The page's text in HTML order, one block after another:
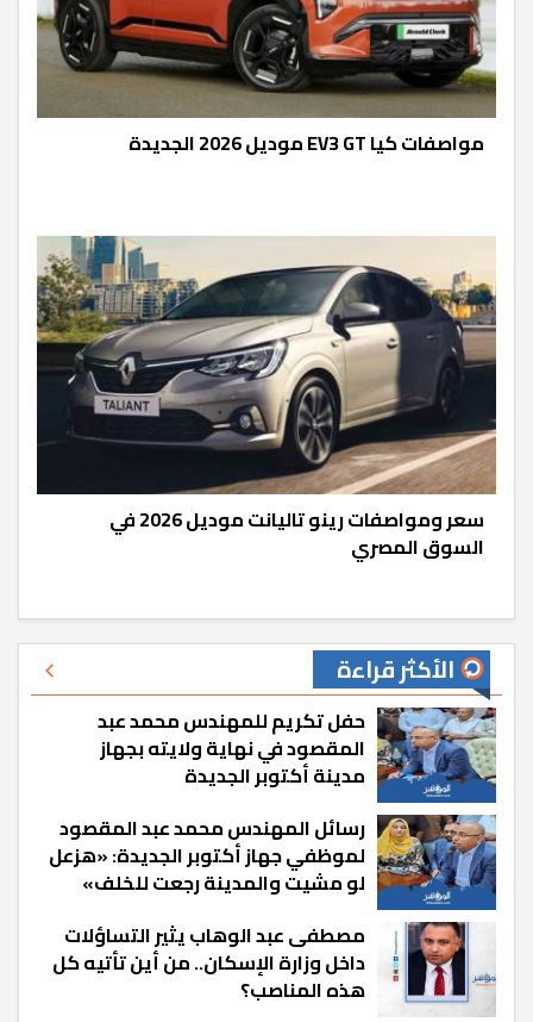
مواصفات كيا EV3 GT موديل 2026 الجديدة
سعر ومواصفات رينو تاليانت موديل 2026 في
السوق المصري
الأكثر قراءة
حفل تكريم للمهندس محمد عبد
المقصود في نهاية ولايته بجهاز
مدينة أكتوبر الجديدة
رسائل المهندس محمد عبد المقصود
لموظفي جهاز أكتوبر الجديدة: «هزعل
لو مشيت والمدينة رجعت للخلف»
مصطفى عبد الوهاب يثير التساؤلات
داخل وزارة الإسكان.. من أين تأتيه كل
هذه المناصب؟